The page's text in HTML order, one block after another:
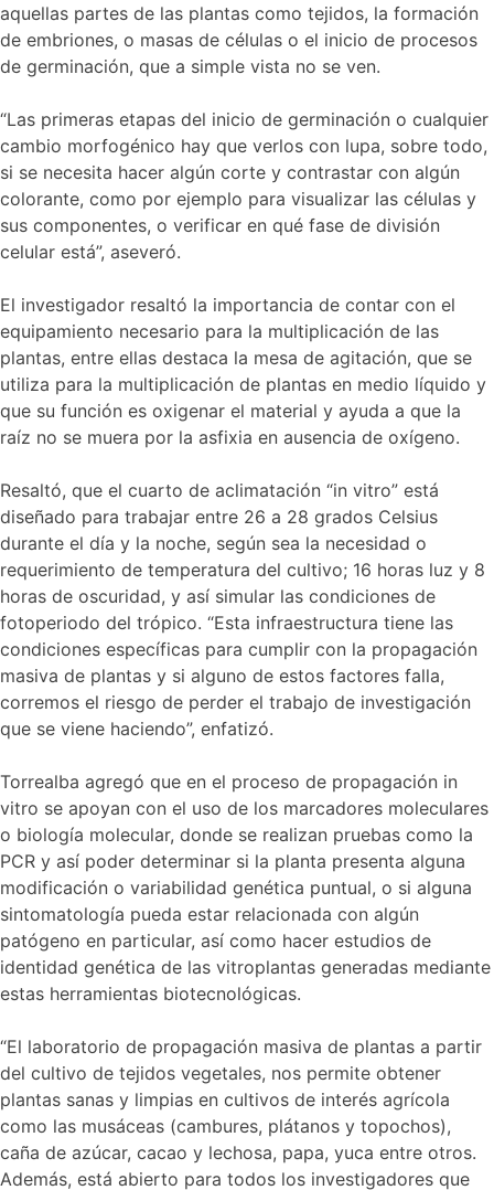
aquellas partes de las plantas como tejidos, la formación
de embriones, o masas de células o el inicio de procesos
de germinación, que a simple vista no se ven.
“Las primeras etapas del inicio de germinación o cualquier
cambio morfogénico hay que verlos con lupa, sobre todo,
si se necesita hacer algún corte y contrastar con algún
colorante, como por ejemplo para visualizar las células y
sus componentes, o verificar en qué fase de división
celular está”, aseveró.
El investigador resaltó la importancia de contar con el
equipamiento necesario para la multiplicación de las
plantas, entre ellas destaca la mesa de agitación, que se
utiliza para la multiplicación de plantas en medio líquido y
que su función es oxigenar el material y ayuda a que la
raíz no se muera por la asfixia en ausencia de oxígeno.
Resaltó, que el cuarto de aclimatación “in vitro” está
diseñado para trabajar entre 26 a 28 grados Celsius
durante el día y la noche, según sea la necesidad o
requerimiento de temperatura del cultivo; 16 horas luz y 8
horas de oscuridad, y así simular las condiciones de
fotoperiodo del trópico. “Esta infraestructura tiene las
condiciones específicas para cumplir con la propagación
masiva de plantas y si alguno de estos factores falla,
corremos el riesgo de perder el trabajo de investigación
que se viene haciendo”, enfatizó.
Torrealba agregó que en el proceso de propagación in
vitro se apoyan con el uso de los marcadores moleculares
o biología molecular, donde se realizan pruebas como la
PCR y así poder determinar si la planta presenta alguna
modificación o variabilidad genética puntual, o si alguna
sintomatología pueda estar relacionada con algún
patógeno en particular, así como hacer estudios de
identidad genética de las vitroplantas generadas mediante
estas herramientas biotecnológicas.
“El laboratorio de propagación masiva de plantas a partir
del cultivo de tejidos vegetales, nos permite obtener
plantas sanas y limpias en cultivos de interés agrícola
como las musáceas (cambures, plátanos y topochos),
caña de azúcar, cacao y lechosa, papa, yuca entre otros.
Además, está abierto para todos los investigadores que